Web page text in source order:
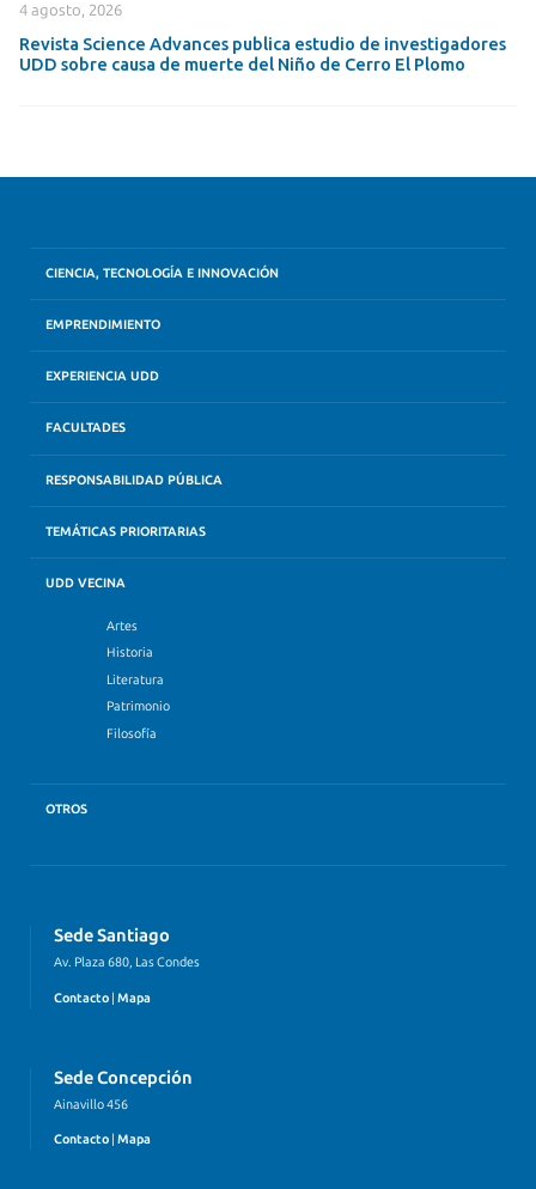
4 agosto, 2026
Revista Science Advances publica estudio de investigadores
UDD sobre causa de muerte del Niño de Cerro El Plomo
CIENCIA, TECNOLOGÍA E INNOVACIÓN
EMPRENDIMIENTO
EXPERIENCIA UDD
FACULTADES
RESPONSABILIDAD PÚBLICA
TEMÁTICAS PRIORITARIAS
UDD VECINA
Artes
Historia
Literatura
Patrimonio
Filosofía
OTROS
Sede Santiago
Av. Plaza 680, Las Condes
Contacto | Mapa
Sede Concepción
Ainavillo 456
Contacto Mapa